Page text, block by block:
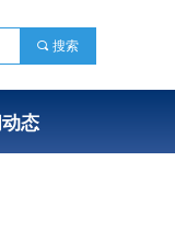
끠 搜索
态